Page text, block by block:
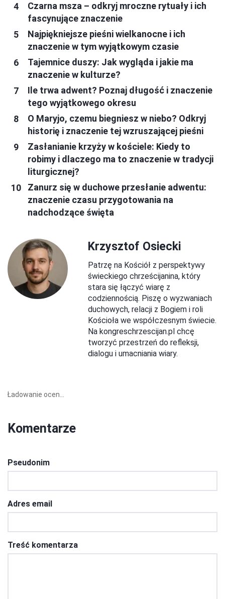
Czarna msza – odkryj mroczne rytuały i ich
fascynujące znaczenie
Najpiękniejsze pieśni wielkanocne i ich
znaczenie w tym wyjątkowym czasie
Tajemnice duszy: Jak wygląda i jakie ma
znaczenie w kulturze?
Ile trwa adwent? Poznaj długość i znaczenie
tego wyjątkowego okresu
O Maryjo, czemu biegniesz w niebo? Odkryj
historię i znaczenie tej wzruszającej pieśni
Zasłanianie krzyży w kościele: Kiedy to
robimy i dlaczego ma to znaczenie w tradycji
liturgicznej?
Zanurz się w duchowe przesłanie adwentu:
znaczenie czasu przygotowania na
nadchodzące święta
Krzysztof Osiecki
Patrzę na Kościół z perspektywy
świeckiego chrześcijanina, który
stara się łączyć wiarę z
codziennością. Piszę o wyzwaniach
duchowych, relacji z Bogiem i roli
Kościoła we współczesnym świecie.
Na kongreschrzescijan.pl chcę
tworzyć przestrzeń do refleksji,
dialogu i umacniania wiary.
Ładowanie ocen...
Komentarze
Pseudonim
Adres email
Treść komentarza